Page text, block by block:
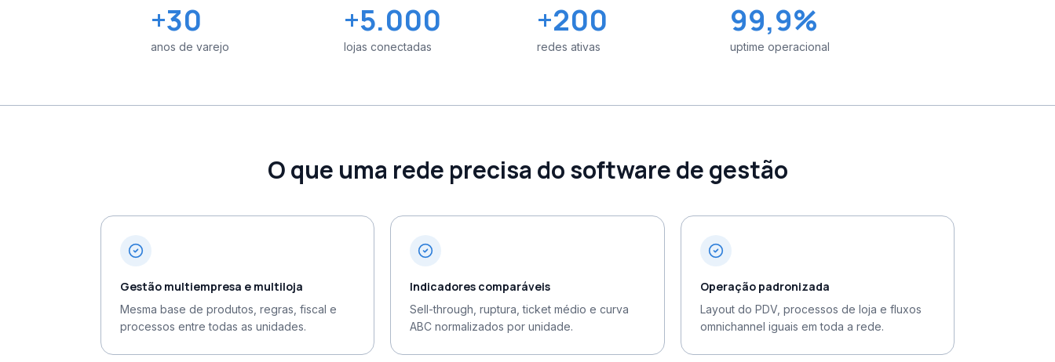
+30
anos de varejo
+5.000
lojas conectadas
+200
redes ativas
99,9%
uptime operacional
O que uma rede precisa do software de gestão
Gestão multiempresa e multiloja
Mesma base de produtos, regras, fiscal e
processos entre todas as unidades.
Indicadores comparáveis
Sell-through, ruptura, ticket médio e curva
ABC normalizados por unidade.
Operação padronizada
Layout do PDV, processos de loja e fluxos
omnichannel iguais em toda a rede.